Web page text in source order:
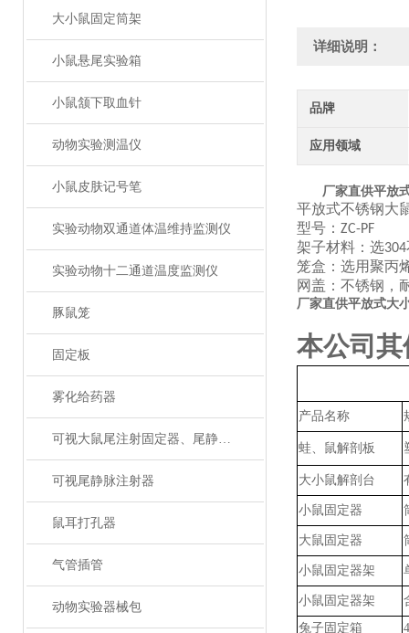
大小鼠固定筒架
小鼠悬尾实验箱
小鼠颔下取血针
动物实验测温仪
小鼠皮肤记号笔
实验动物双通道体温维持监测仪
实验动物十二通道温度监测仪
豚鼠笼
固定板
雾化给药器
可视大鼠尾注射固定器、尾静脉注射
可视尾静脉注射器
鼠耳打孔器
气管插管
动物实验器械包
详细说明：
品牌
应用领域
厂家直供平放
平放式不锈钢大
型号： ZC-PF
架子材料：选304
笼盒：选用聚丙
网盖：不锈钢，
厂家直供平放式大
本公司
产品名称
蛙、鼠解剖板
大小鼠解剖台
小鼠固定器
大鼠固定器
小鼠固定器架
小鼠固定器架
兔子固定箱